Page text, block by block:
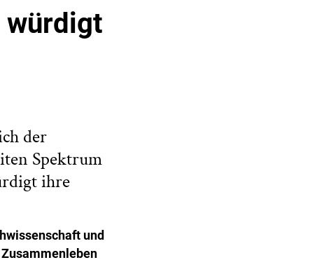
würdigt
der
Spektrum
ihre
und